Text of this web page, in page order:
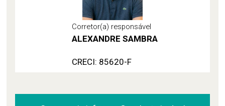
Corretor(a) responsável
ALEXANDRE SAMBRA
CRECI: 85620-F